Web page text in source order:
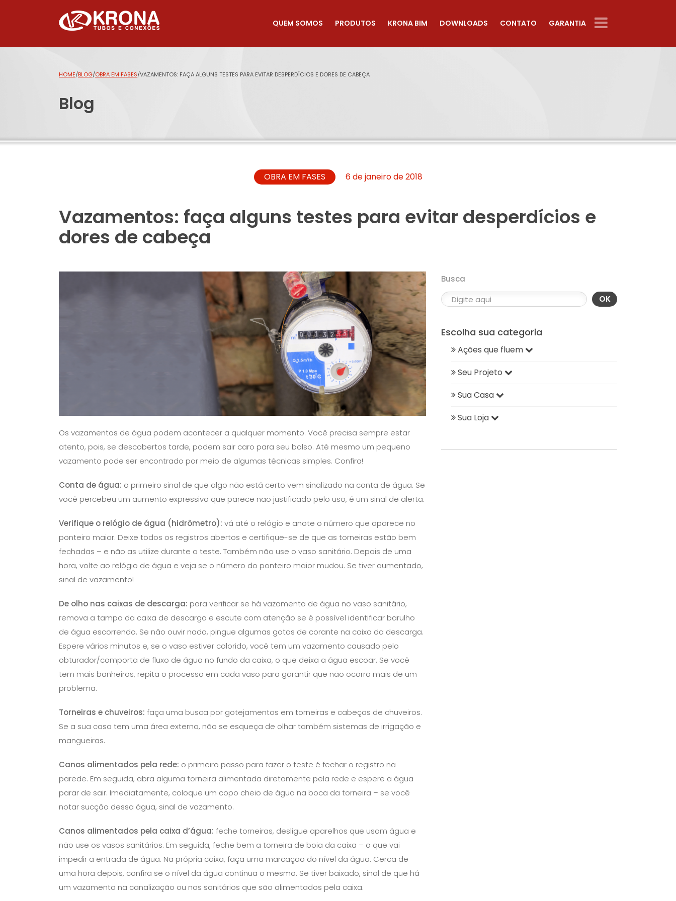
QUEM SOMOS PRODUTOS KRONA BIM DOWNLOADS CONTATO GARANTIA
HOME/BLOG/OBRA EM FASES/VAZAMENTOS: FAÇA ALGUNS TESTES PARA EVITAR DESPERDÍCIOS E DORES DE CABEÇA
Blog
OBRA EM FASES 6 de janeiro de 2018
Vazamentos: faça alguns testes para evitar desperdícios e
dores de cabeça
Os vazamentos de água podem acontecer a qualquer momento. Você precisa sempre estar
atento, pois, se descobertos tarde, podem sair caro para seu bolso. Até mesmo um pequeno
vazamento pode ser encontrado por meio de algumas técnicas simples. Confira!
Conta de água: o primeiro sinal de que algo não está certo vem sinalizado na conta de água. Se
você percebeu um aumento expressivo que parece não justificado pelo uso, é um sinal de alerta.
Verifique o relógio de água (hidrômetro): vá até o relógio e anote o número que aparece no
ponteiro maior. Deixe todos os registros abertos e certifique-se de que as torneiras estão bem
fechadas – e não as utilize durante o teste. Também não use o vaso sanitário. Depois de uma
hora, volte ao relógio de água e veja se o número do ponteiro maior mudou. Se tiver aumentado,
sinal de vazamento!
De olho nas caixas de descarga: para verificar se há vazamento de água no vaso sanitário,
remova a tampa da caixa de descarga e escute com atenção se é possível identificar barulho
de água escorrendo. Se não ouvir nada, pingue algumas gotas de corante na caixa da descarga.
Espere vários minutos e, se o vaso estiver colorido, você tem um vazamento causado pelo
obturador/comporta de fluxo de água no fundo da caixa, o que deixa a água escoar. Se você
tem mais banheiros, repita o processo em cada vaso para garantir que não ocorra mais de um
problema.
Torneiras e chuveiros: faça uma busca por gotejamentos em torneiras e cabeças de chuveiros.
Se a sua casa tem uma área externa, não se esqueça de olhar também sistemas de irrigação e
mangueiras.
Canos alimentados pela rede: o primeiro passo para fazer o teste é fechar o registro na
parede. Em seguida, abra alguma torneira alimentada diretamente pela rede e espere a água
parar de sair. Imediatamente, coloque um copo cheio de água na boca da torneira – se você
notar sucção dessa água, sinal de vazamento.
Canos alimentados pela caixa d’água: feche torneiras, desligue aparelhos que usam água e
não use os vasos sanitários. Em seguida, feche bem a torneira de boia da caixa – o que vai
impedir a entrada de água. Na própria caixa, faça uma marcação do nível da água. Cerca de
uma hora depois, confira se o nível da água continua o mesmo. Se tiver baixado, sinal de que há
um vazamento na canalização ou nos sanitários que são alimentados pela caixa.
Busca
OK
Escolha sua categoria
Ações que fluem
Seu Projeto
Sua Casa
Sua Loja